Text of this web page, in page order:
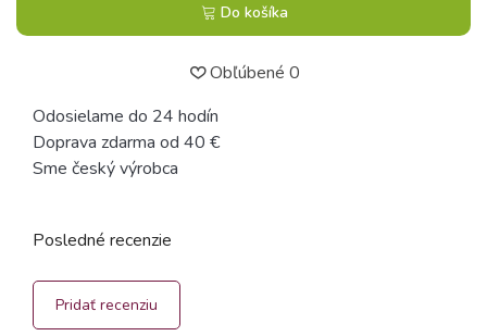
Do košíka
Obľúbené 0
Odosielame do 24 hodín
Doprava zdarma od 40 €
Sme český výrobca
Posledné recenzie
Pridať recenziu